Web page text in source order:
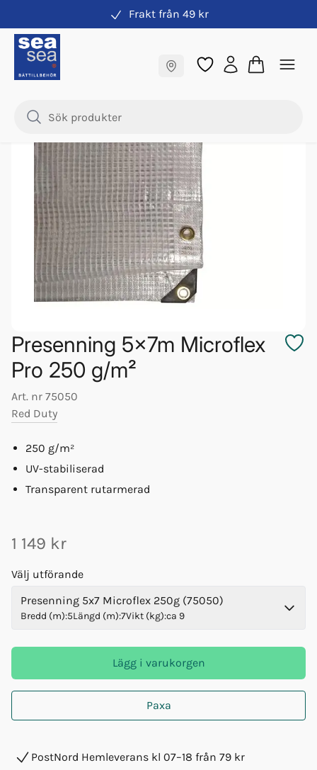
Frakt från 49 kr
Samma pris online & i butik
Presenning 5x7m Microflex
Pro 250 g/m²
Art. nr 75050
Red Duty
250 g/m²
UV-stabiliserad
Transparent rutarmerad
1 149 kr
Välj utförande
Presenning 5x7 Microflex 250g (75050)
Bredd (m):5Längd (m):7Vikt (kg):ca 9
Lägg i varukorgen
Paxa
PostNord Hemleverans kl 07–18 från 79 kr